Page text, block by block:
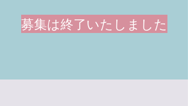
募集は終了いたしました